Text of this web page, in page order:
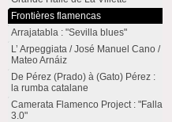
Frontières flamencas
Arrajatabla : "Sevilla blues"
L’ Arpeggiata / José Manuel Cano /
Mateo Arnáiz
De Pérez (Prado) à (Gato) Pérez :
la rumba catalane
Camerata Flamenco Project : "Falla
3.0"